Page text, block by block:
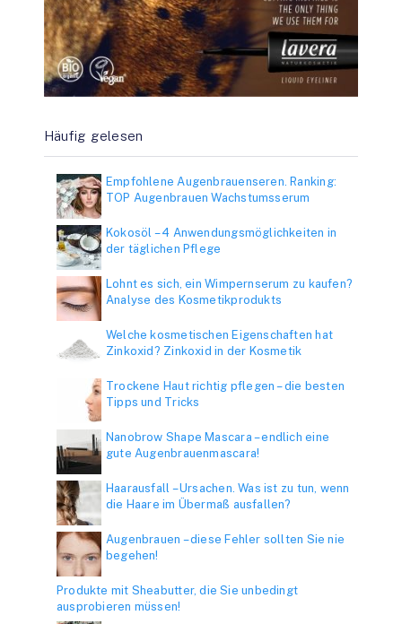
Häufig gelesen
Empfohlene Augenbrauenseren. Ranking:
TOP Augenbrauen Wachstumsserum
Kokosöl – 4 Anwendungsmöglichkeiten in
der täglichen Pflege
Lohnt es sich, ein Wimpernserum zu kaufen?
Analyse des Kosmetikprodukts
Welche kosmetischen Eigenschaften hat
Zinkoxid? Zinkoxid in der Kosmetik
Trockene Haut richtig pflegen – die besten
Tipps und Tricks
Nanobrow Shape Mascara – endlich eine
gute Augenbrauenmascara!
Haarausfall – Ursachen. Was ist zu tun, wenn
die Haare im Übermaß ausfallen?
Augenbrauen – diese Fehler sollten Sie nie
begehen!
Produkte mit Sheabutter, die Sie unbedingt
ausprobieren müssen!